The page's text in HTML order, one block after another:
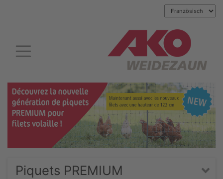
Piquets PREMIUM